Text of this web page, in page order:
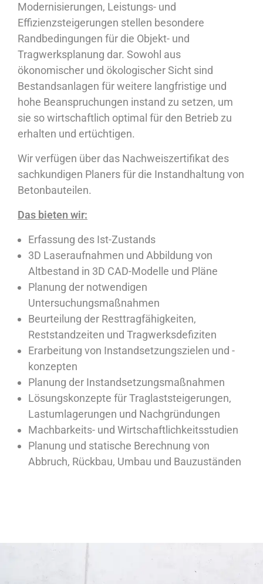
Modernisierungen, Leistungs- und
Effizienzsteigerungen stellen besondere
Randbedingungen für die Objekt- und
Tragwerksplanung dar. Sowohl aus
ökonomischer und ökologischer Sicht sind
Bestandsanlagen für weitere langfristige und
hohe Beanspruchungen instand zu setzen, um
sie so wirtschaftlich optimal für den Betrieb zu
erhalten und ertüchtigen.
Wir verfügen über das Nachweiszertifikat des
sachkundigen Planers für die Instandhaltung von
Betonbauteilen.
Das bieten wir:
Erfassung des Ist-Zustands
3D Laseraufnahmen und Abbildung von
Altbestand in 3D CAD-Modelle und Pläne
Planung der notwendigen
Untersuchungsmaßnahmen
Beurteilung der Resttragfähigkeiten,
Reststandzeiten und Tragwerksdefiziten
Erarbeitung von Instandsetzungszielen und -
konzepten
Planung der Instandsetzungsmaßnahmen
Lösungskonzepte für Traglaststeigerungen,
Lastumlagerungen und Nachgründungen
Machbarkeits- und Wirtschaftlichkeitsstudien
Planung und statische Berechnung von
Abbruch, Rückbau, Umbau und Bauzuständen